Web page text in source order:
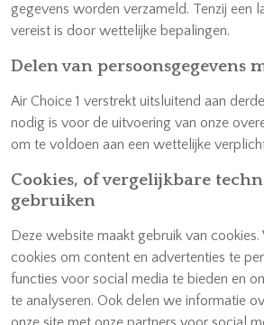
gegevens worden verzameld. Tenzij een
vereist is door wettelijke bepalingen.
Delen van persoonsgegevens
Air Choice 1 verstrekt uitsluitend aan
nodig is voor de uitvoering van onze
om te voldoen aan een wettelijke
Cookies, of vergelijkbare
gebruiken
Deze website maakt gebruik van cookies.
cookies om content en advertenties te
functies voor social media te bieden en
te analyseren. Ook delen we informatie